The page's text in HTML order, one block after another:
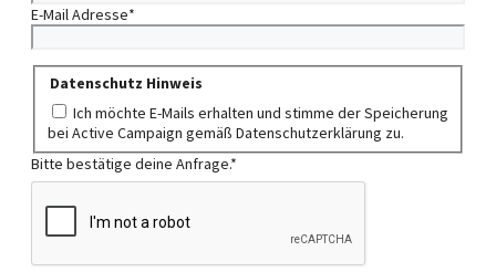
E-Mail Adresse*
Datenschutz Hinweis
Ich möchte E-Mails erhalten und stimme der Speicherung
bei Active Campaign gemäß Datenschutzerklärung zu.
Bitte bestätige deine Anfrage.*